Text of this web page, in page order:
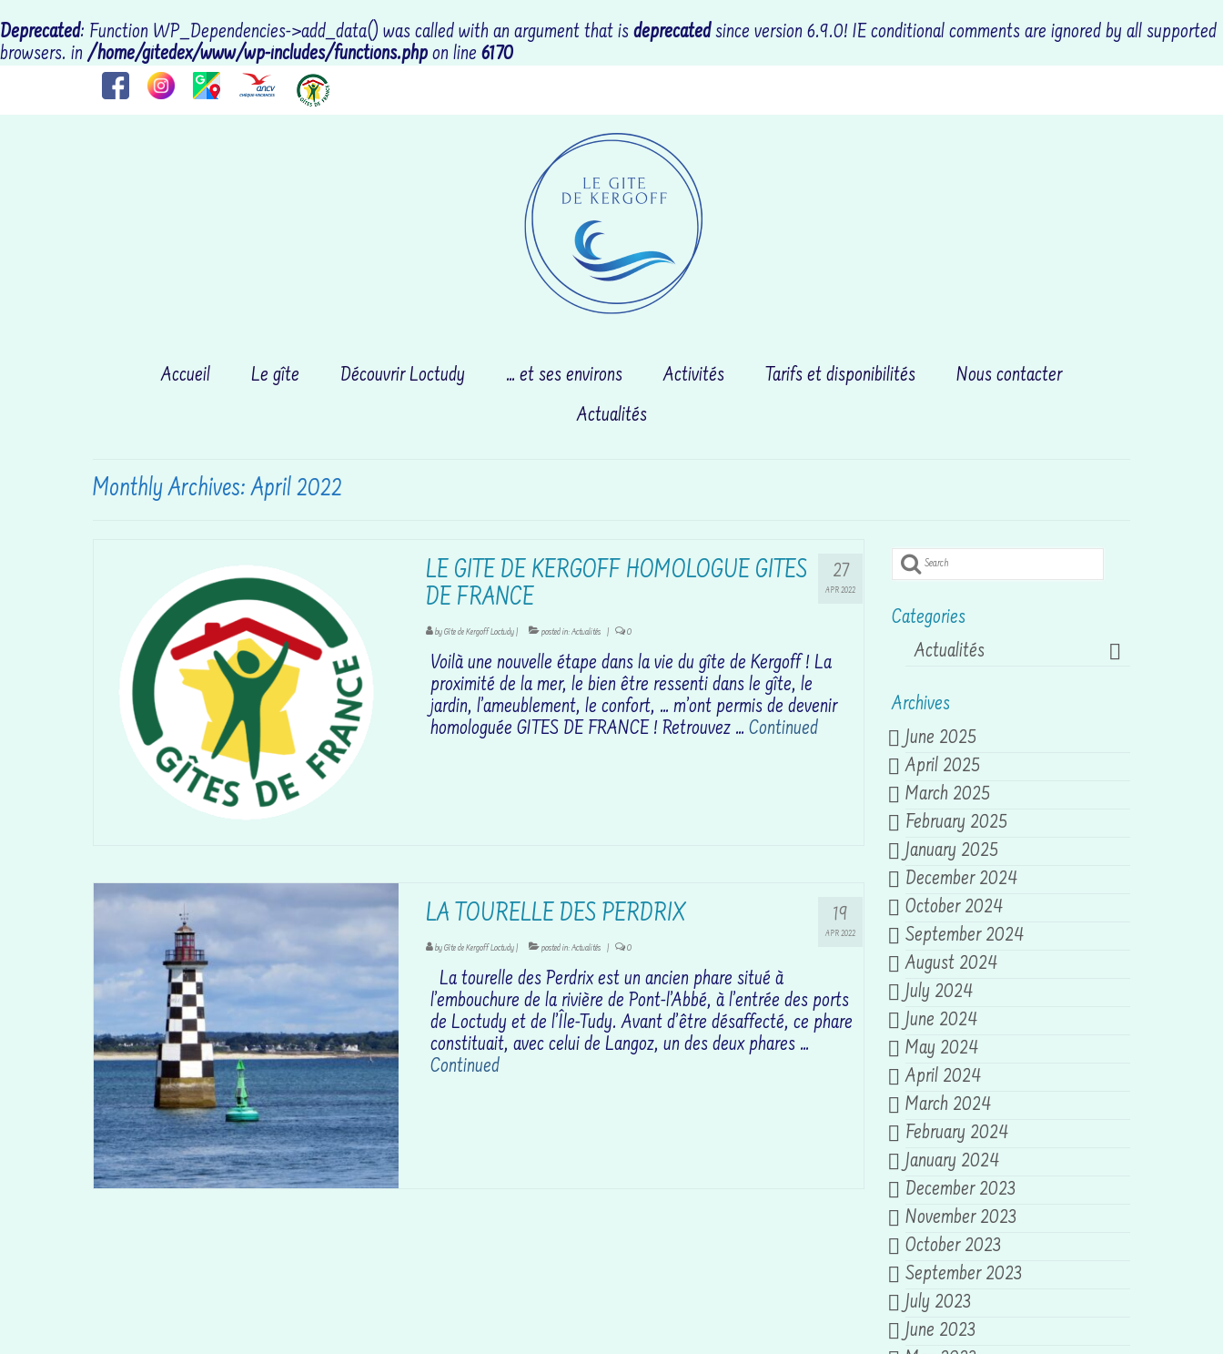
Deprecated: Function WP_Dependencies->add_data() was called with an argument that is deprecatedsince version 6.9.0! IE conditional comments are ignored by all supported
browsers. in/home/gitedex/www/wp-includes/functions.php on line 6170
Accueil Le gîte Découvrir Loctudy … et ses environs Activités Tarifs et disponibilités
Nous contacter
Actualités
Monthly Archives: April 2022
27
APR 2022
LE GITE DE KERGOFF HOMOLOGUE GITES
DE FRANCE
byGîte de Kergoff Loctudy| posted in:Actualités | 0
Voilà une nouvelle étape dans la vie du gîte de Kergoff ! La
proximité de la mer, le bien être ressenti dans le gîte, le
jardin, l’ameublement, le confort, … m’ont permis de devenir
homologuée GITES DE FRANCE ! Retrouvez … Continued
19
APR 2022
LA TOURELLE DES PERDRIX
byGîte de Kergoff Loctudy| posted in:Actualités | 0
La tourelle des Perdrix est un ancien phare situé à
l’embouchure de la rivière de Pont-l’Abbé, à l’entrée des ports
de Loctudy et de l’Île-Tudy. Avant d’être désaffecté, ce phare
constituait, avec celui de Langoz, un des deux phares …
Continued
Search
for:
Categories
Actualités
Archives
June 2025
April 2025
March 2025
February 2025
January 2025
December 2024
October 2024
September 2024
August 2024
July 2024
June 2024
May 2024
April 2024
March 2024
February 2024
January 2024
December 2023
November 2023
October 2023
September 2023
July 2023
June 2023